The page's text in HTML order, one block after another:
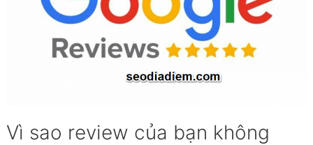
Vì sao review của bạn không